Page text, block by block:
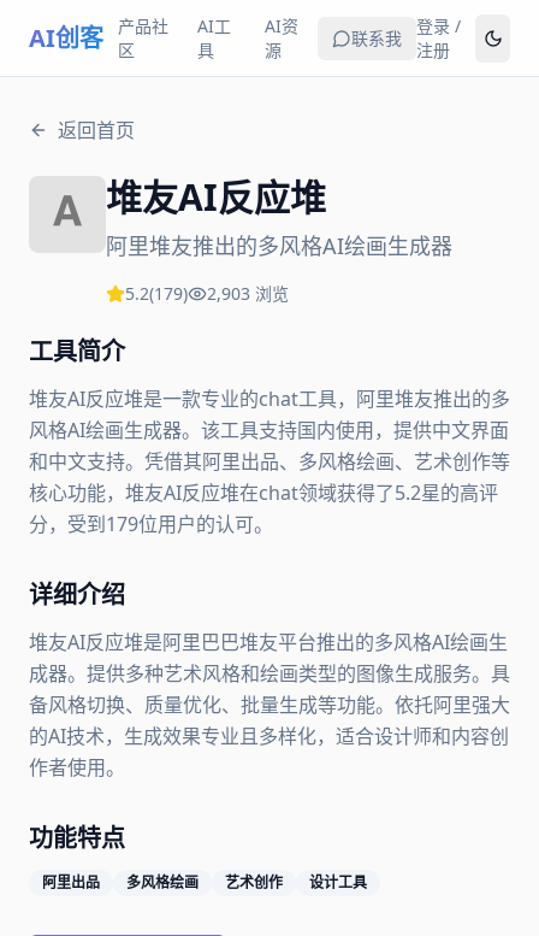
AI创客
产品社
区
AI工
具
AI资
源
联系我
登录 /
注册
返回首页
堆友AI反应堆
阿里堆友推出的多风格AI绘画生成器
5.2(179) 2,903 浏览
工具简介
堆友AI反应堆是一款专业的chat工具，阿里堆友推出的多
风格AI绘画生成器。该工具支持国内使用，提供中文界面
和中文支持。凭借其阿里出品、多风格绘画、艺术创作等
核心功能，堆友AI反应堆在chat领域获得了5.2星的高评
分，受到179位用户的认可。
详细介绍
堆友AI反应堆是阿里巴巴堆友平台推出的多风格AI绘画生
成器。提供多种艺术风格和绘画类型的图像生成服务。具
备风格切换、质量优化、批量生成等功能。依托阿里强大
的AI技术，生成效果专业且多样化，适合设计师和内容创
作者使用。
功能特点
阿里出品 多风格绘画 艺术创作 设计工具